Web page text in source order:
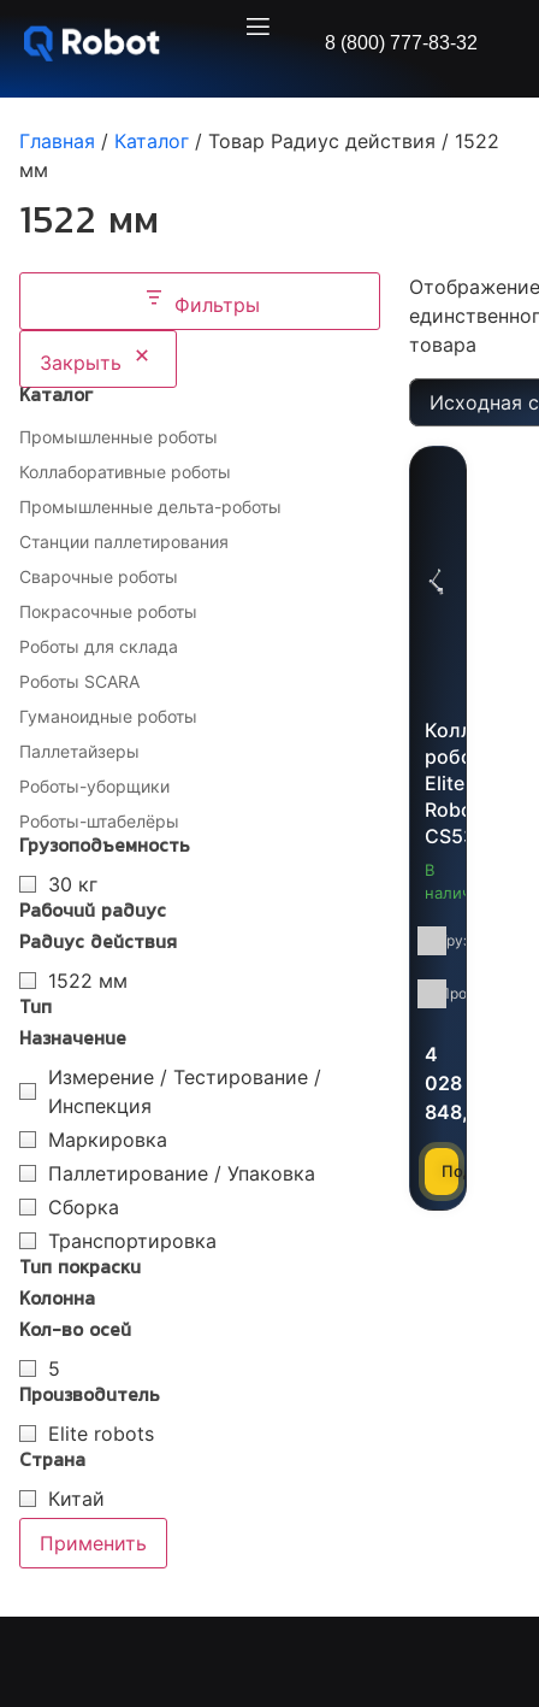
8 (800) 777-83-32
Главная / Каталог / Товар Радиус действия / 1522
мм
1522 мм
Фильтры
Закрыть
Каталог
Промышленные роботы
Коллаборативные роботы
Промышленные дельта-роботы
Станции паллетирования
Сварочные роботы
Покрасочные роботы
Роботы для склада
Роботы SCARA
Гуманоидные роботы
Паллетайзеры
Роботы-уборщики
Роботы-штабелёры
Грузоподъемность
30 кг
Рабочий радиус
Радиус действия
1522 мм
Тип
Назначение
Измерение / Тестирование /
Инспекция
Маркировка
Паллетирование / Упаковка
Сборка
Транспортировка
Тип покраски
Колонна
Кол-во осей
5
Производитель
Elite robots
Страна
Китай
Применить
Отображение
товара
робот
Elite
Robots
CS530H
В
наличии
4
028
848,00
Подробнее